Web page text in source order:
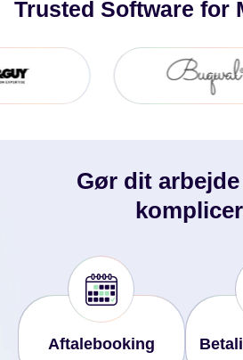
Trusted Software for
Gør dit
Aftalebooking